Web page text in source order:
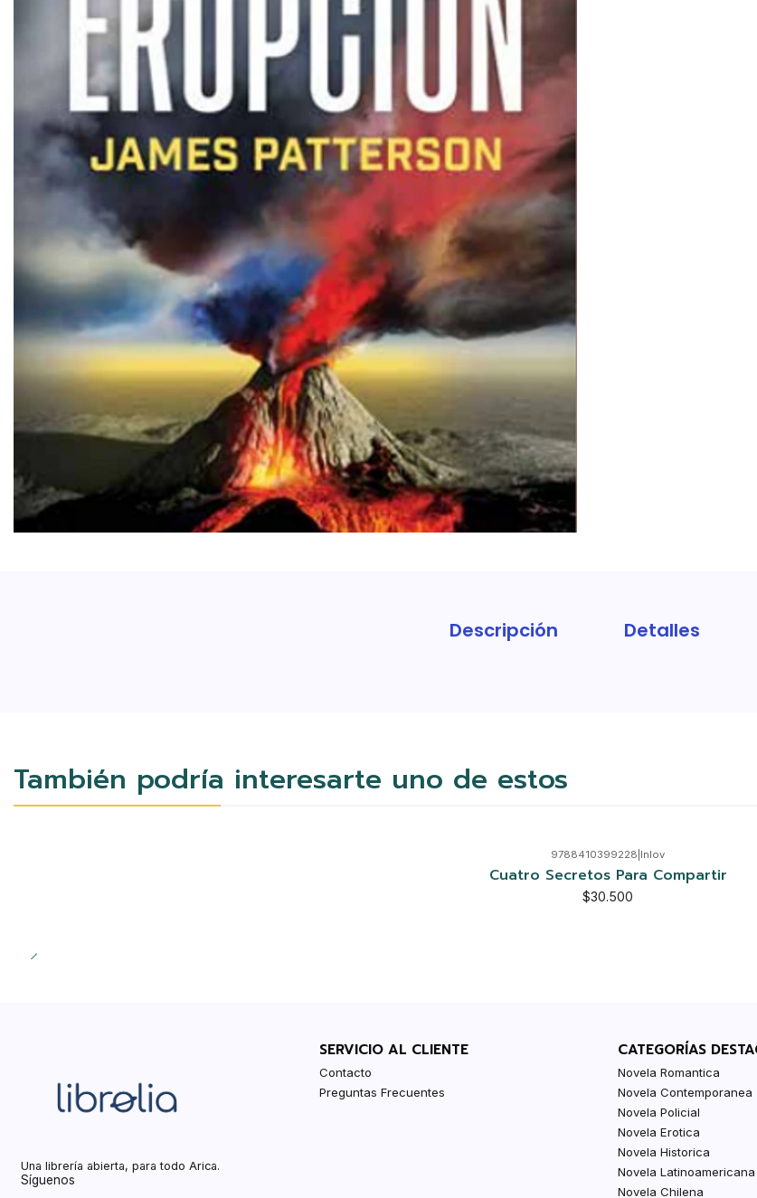
Descripción Detalles
También podría interesarte uno de estos
9788410399228 Inlov
Cuatro Secretos Para Compartir
$30.500
Una librería abierta, para todo Arica.
Síguenos
SERVICIO AL CLIENTE
Contacto
Preguntas Frecuentes
CATEGORÍAS
Novela Romantica
Novela Contemporanea
Novela Policial
Novela Erotica
Novela Historica
Novela Latinoamericana
Novela Chilena